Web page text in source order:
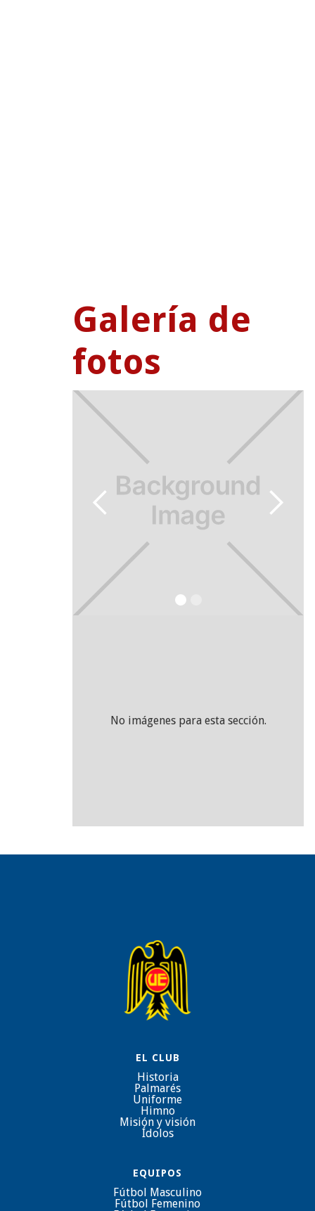
Galería de
fotos
No imágenes para esta sección.
EL CLUB
Historia
Palmarés
Uniforme
Himno
Misión y visión
Ídolos
EQUIPOS
Fútbol Masculino
Fútbol Femenino